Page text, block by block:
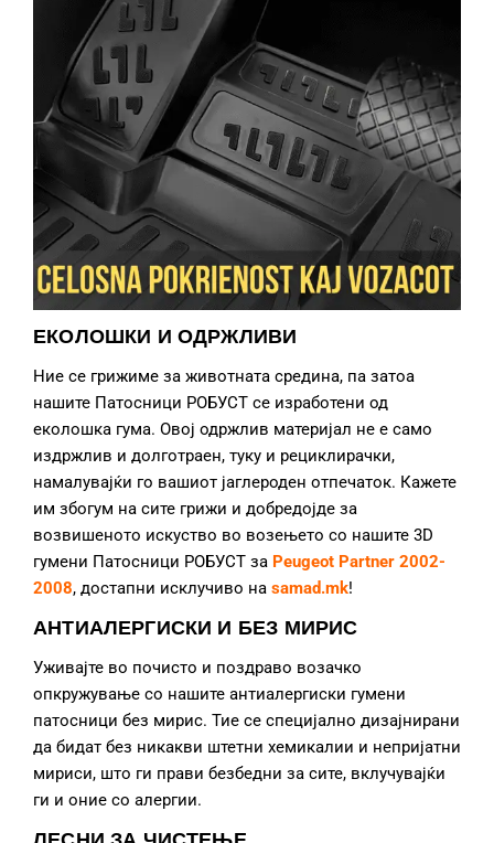
ЕКОЛОШКИ И ОДРЖЛИВИ
Ние се грижиме за животната средина, па затоа
нашите Патосници РОБУСТ се изработени од
еколошка гума. Овој одржлив материјал не е само
издржлив и долготраен, туку и рециклирачки,
намалувајќи го вашиот јаглероден отпечаток. Кажете
им збогум на сите грижи и добредојде за
возвишеното искуство во возењето со нашите 3D
гумени Патосници РОБУСТ за Peugeot Partner 2002-
2008, достапни исклучиво на samad.mk!
АНТИАЛЕРГИСКИ И БЕЗ МИРИС
Уживајте во почисто и поздраво возачко
опкружување со нашите антиалергиски гумени
патосници без мирис. Тие се специјално дизајнирани
да бидат без никакви штетни хемикалии и непријатни
мириси, што ги прави безбедни за сите, вклучувајќи
ги и оние со алергии.